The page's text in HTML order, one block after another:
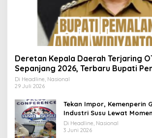
Deretan Kepala Daerah Terjaring
Sepanjang 2026, Terbaru Bupati
Widiyantoro
Di Headline, Nasional
29 Juli 2026
Tekan Impor, Kemenperin
Industri Susu Lewat
Nusantara 2026
Di Headline, Nasional
3 Juni 2026